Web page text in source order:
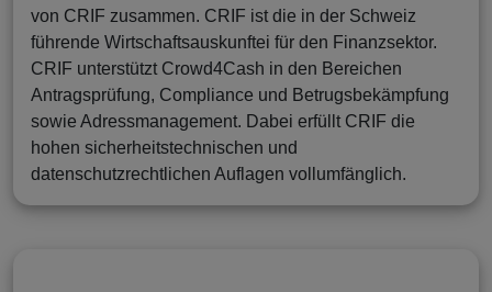
von CRIF zusammen. CRIF ist die in der Schweiz
führende Wirtschaftsauskunftei für den Finanzsektor.
CRIF unterstützt Crowd4Cash in den Bereichen
Antragsprüfung, Compliance und Betrugsbekämpfung
sowie Adressmanagement. Dabei erfüllt CRIF die
hohen sicherheitstechnischen und
datenschutzrechtlichen Auflagen vollumfänglich.